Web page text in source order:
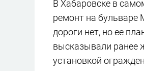
В Хабаровске в
ремонт на бульваре
дороги нет, но ее
высказывали ранее
установкой